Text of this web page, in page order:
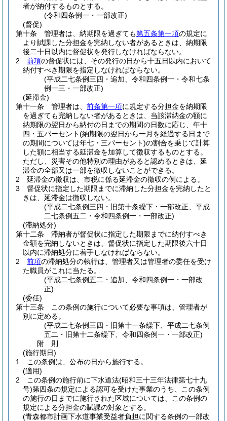
者が納付するものとする。
(令和四条例一・一部改正)
(督促)
第十条
管理者は、納期限を過ぎても第五条第一項の規定に
より賦課した分担金を完納しない者があるときは、納期限
後二十日以内に督促状を発行しなければならない。
2
前項の督促状には、その発行の日から十五日以内において
納付すべき期限を指定しなければならない。
(平成二七条例三四・追加、令和四条例一・令和七条
例一三・一部改正)
(延滞金)
第十一条
管理者は、 前条第一項に規定する分担金を納期限
を過ぎても完納しない者があるときは、当該滞納金の額に
納期限の翌日から納付の日までの期間の日数に応じ、年十
四・五パーセント(納期限の翌日から一月を経過する日まで
の期間については年七・三パーセント)の割合を乗じて計算
した額に相当する延滞金を加算して徴収するものとする。
ただし、災害その他特別の理由があると認めるときは、延
滞金の全部又は一部を徴収しないことができる。
2
延滞金の徴収は、市税に係る延滞金の徴収の例による。
3
督促状に指定した期限までに滞納した分担金を完納したと
きは、延滞金は徴収しない。
(平成二七条例三四・旧第十条繰下・一部改正、平成
二七条例五二・令和四条例一・一部改正)
(滞納処分)
第十二条
滞納者が督促状に指定した期限までに納付すべき
金額を完納しないときは、督促状に指定した期限後六十日
以内に滞納処分に着手しなければならない。
2
前項の滞納処分の執行は、管理者又は管理者の委任を受け
た職員がこれに当たる。
(平成二七条例五二・追加、令和四条例一・一部改
正)
(委任)
第十三条
この条例の施行について必要な事項は、管理者が
別に定める。
(平成二七条例三四・旧第十一条繰下、平成二七条例
五二・旧第十二条繰下、令和四条例一・一部改正)
附 則
(施行期日)
1
この条例は、公布の日から施行する。
(適用)
2
この条例の施行前に下水道法(昭和三十三年法律第七十九
号)第四条の規定による認可を受けた事業のうち、この条例
の施行の日までに施行された区域については、この条例の
規定による分担金の賦課の対象とする。
(青森都市計画下水道事業受益者負担に関する条例の一部改